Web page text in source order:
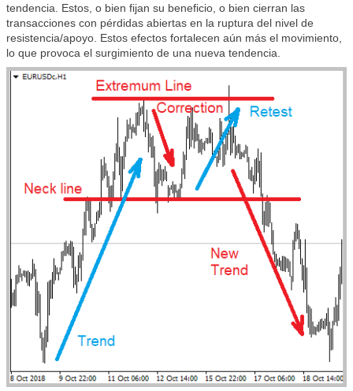
tendencia. Estos, o bien fijan su beneficio, o bien cierran las
transacciones con pérdidas abiertas en la ruptura del nivel de
resistencia/apoyo. Estos efectos fortalecen aún más el movimiento,
lo que provoca el surgimiento de una nueva tendencia.